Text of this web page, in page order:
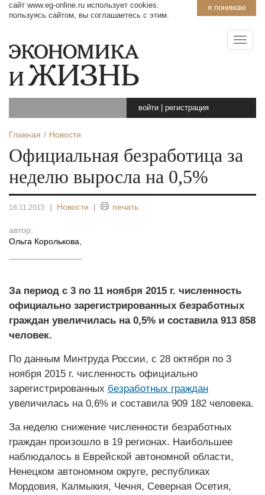
я понимаю
сайт www.eg-online.ru использует cookies.
пользуясь сайтом, вы соглашаетесь с этим.
войти регистрация
Главная Новости
Официальная безработица за
неделю выросла на 0,5%
16.11.2015 | Новости | печать
автор:
Ольга Королькова
За период с 3 по 11 ноября 2015 г. численность
официально зарегистрированных безработных
граждан увеличилась на 0,5% и составила 913 858
человек.
По данным Минтруда России, с 28 октября по 3
ноября 2015 г. численность официально
зарегистрированных безработных граждан
увеличилась на 0,6% и составила 909 182 человека.
За неделю снижение численности безработных
граждан произошло в 19 регионах. Наибольшее
наблюдалось в Еврейской автономной области,
Ненецком автономном округе, республиках
Мордовия, Калмыкия, Чечня, Северная Осетия,